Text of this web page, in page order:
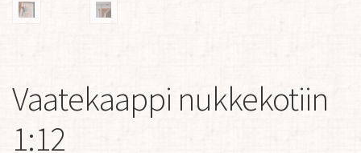
Vaatekaappi nukkekotiin
1:12